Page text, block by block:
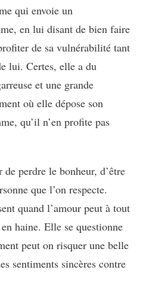
qui envoie un
en lui disant de bien faire
de sa vulnérabilité tant
lui. Certes, elle a du
et une grande
où elle dépose son
qu’il n’en profite pas
de perdre le bonheur, d’être
que l’on respecte.
quand l’amour peut à tout
haine. Elle se questionne
peut on risquer une belle
sentiments sincères contre